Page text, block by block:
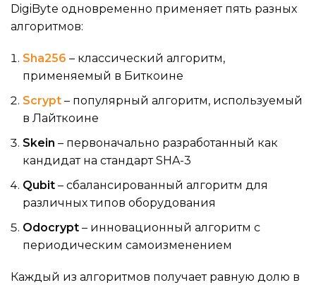
DigiByte одновременно применяет пять разных
алгоритмов:
Sha256 – классический алгоритм,
применяемый в Биткоине
Scrypt – популярный алгоритм, используемый
в Лайткоине
Skein – первоначально разработанный как
кандидат на стандарт SHA-3
Qubit – сбалансированный алгоритм для
различных типов оборудования
Odocrypt – инновационный алгоритм с
периодическим самоизменением
Каждый из алгоритмов получает равную долю в